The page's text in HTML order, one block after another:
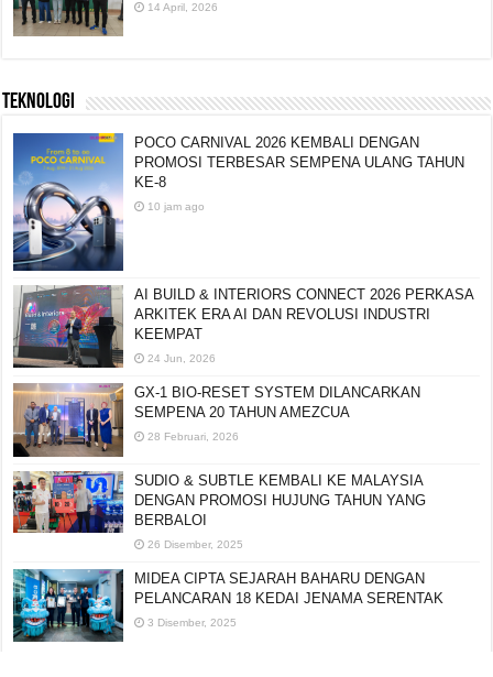
14 April, 2026
TEKNOLOGI
POCO CARNIVAL 2026 KEMBALI DENGAN
PROMOSI TERBESAR SEMPENA ULANG TAHUN
KE-8
10 jam ago
AI BUILD & INTERIORS CONNECT 2026 PERKASA
ARKITEK ERA AI DAN REVOLUSI INDUSTRI
KEEMPAT
24 Jun, 2026
GX-1 BIO-RESET SYSTEM DILANCARKAN
SEMPENA 20 TAHUN AMEZCUA
28 Februari, 2026
SUDIO & SUBTLE KEMBALI KE MALAYSIA
DENGAN PROMOSI HUJUNG TAHUN YANG
BERBALOI
26 Disember, 2025
MIDEA CIPTA SEJARAH BAHARU DENGAN
PELANCARAN 18 KEDAI JENAMA SERENTAK
3 Disember, 2025